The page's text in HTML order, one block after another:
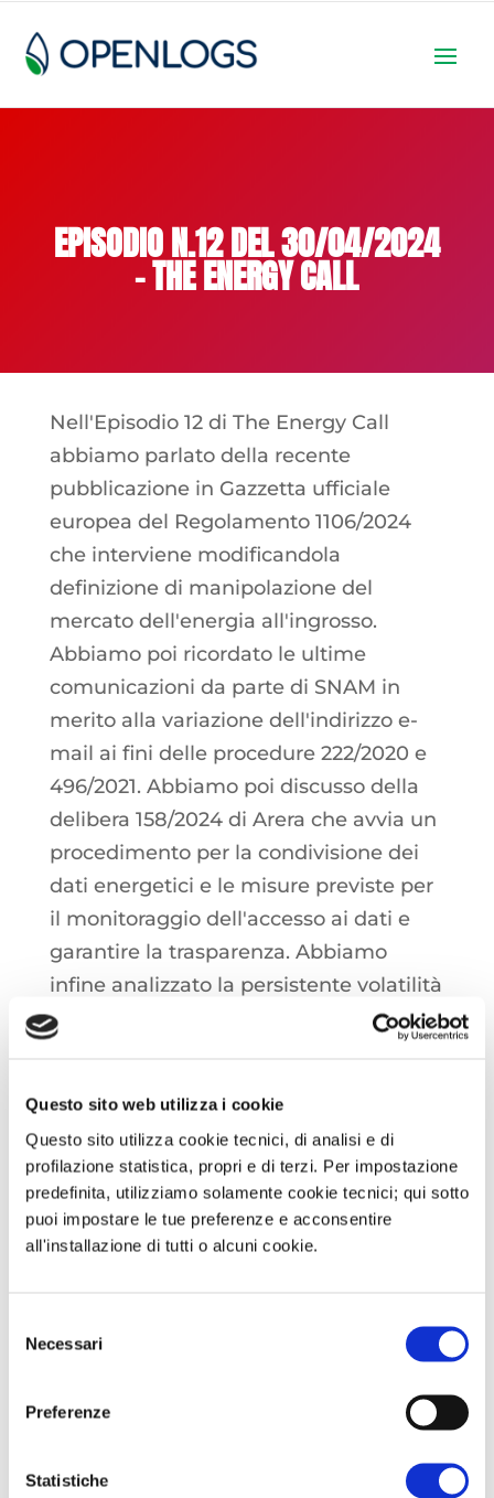
Questo sito web utilizza i cookie
Questo sito utilizza cookie tecnici, di analisi e di
profilazione statistica, propri e di terzi. Per impostazione
predefinita, utilizziamo solamente cookie tecnici; qui sotto
puoi impostare le tue preferenze e acconsentire
all'installazione di tutti o alcuni cookie.
delNecessari
Preferenze
Statistiche
EPISODIO N.12 DEL 30/04/2024
– THE ENERGY CALL
Nell'Episodio 12 di The Energy Call
abbiamo parlato della recente
pubblicazione in Gazzetta ufficiale
europea del Regolamento 1106/2024
che interviene modificandola
definizione di manipolazione del
mercato dell'energia all'ingrosso.
Abbiamo poi ricordato le ultime
comunicazioni da parte di SNAM in
merito alla variazione dell'indirizzo e-
mail ai fini delle procedure 222/2020 e
496/2021. Abbiamo poi discusso della
delibera 158/2024 di Arera che avvia un
procedimento per la condivisione dei
dati energetici e le misure previste per
il monitoraggio dell'accesso ai dati e
garantire la trasparenza. Abbiamo
infine analizzato la persistente volatilità
sui mercati gas, le cui cause possono
nelle riduzioni delle esportazioni
norvegesi e nell'attesa della
formalizzazione sul pacchetto di
sanzioni da parte della Commissione
Europea contro il GNL di origine russa.